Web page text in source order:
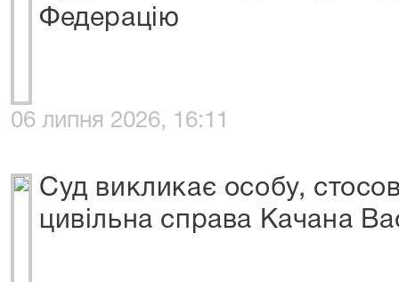
Федерацію
06 липня 2026, 16:11
Суд викликає особу,
цивільна справа Качана